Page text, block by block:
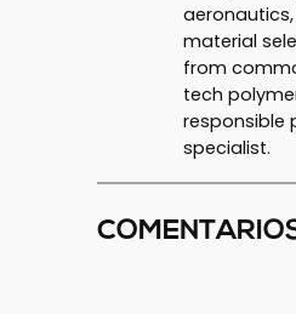
material
from
tech
responsible
specialist.